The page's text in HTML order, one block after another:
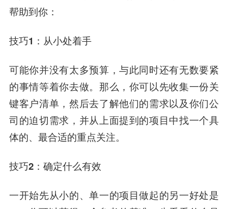
帮助到你：
技巧1：从小处着手
可能你并没有太多预算，与此同时还有无数要紧
的事情等着你去做。那么，你可以先收集一份关
键客户清单，然后去了解他们的需求以及你们公
司的迫切需求，并从上面提到的项目中找一个具
体的、最合适的重点关注。
技巧2：确定什么有效
一开始先从小的、单一的项目做起的另一好处是